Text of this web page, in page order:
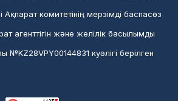
Ақпарат комитетінің мерзімді баспасөз
агенттігін және желілік басылымды
№KZ28VPY00144831 куәлігі берілген